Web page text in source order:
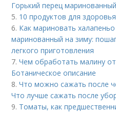
Горький перец
5. 10 продуктов для
6. Как мариновать
маринованный на зиму:
легкого приготовления
7.Чем обработать малину
Ботаническое описание
8.Что можно сажать после
Что лучше сажать после
9. Томаты, как